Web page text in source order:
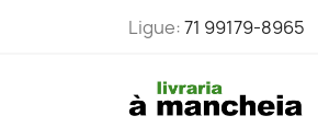
Ligue:71 99179-8965